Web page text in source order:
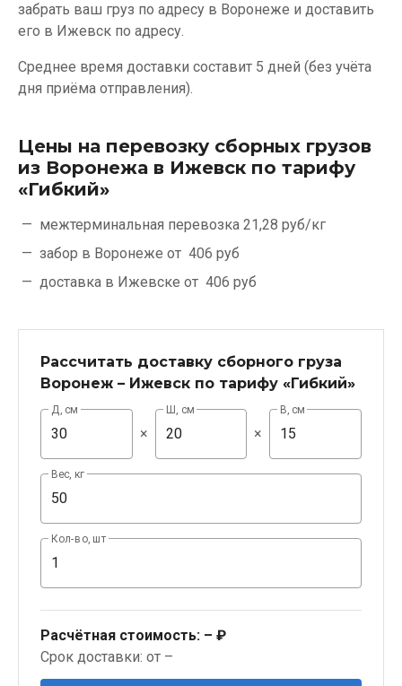
забрать ваш груз по адресу в Воронеже и доставить
его в Ижевск по адресу.
Среднее время доставки составит 5 дней (без учёта
дня приёма отправления).
Цены на перевозку сборных грузов
из Воронежа в Ижевск по тарифу
«Гибкий»
межтерминальная перевозка 21,28 руб/кг
забор в Воронеже от 406 руб
доставка в Ижевске от 406 руб
Рассчитать доставку сборного груза
Воронеж – Ижевск по тарифу «Гибкий»
Д, см
×
Ш, см
×
В, см
Вес, кг
Кол-во, шт
Расчётная стоимость: – ₽
Срок доставки: от –